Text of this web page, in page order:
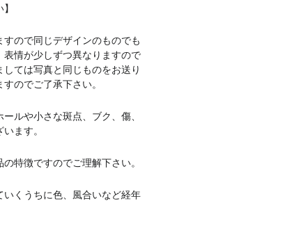
すので同じデザインのものでも
情が少しずつ異なりますので
ては写真と同じものをお送り
のでご了承下さい。
ルや小さな斑点、ブク、傷、
ます。
特徴ですのでご理解下さい。
いくうちに色、風合いなど経年